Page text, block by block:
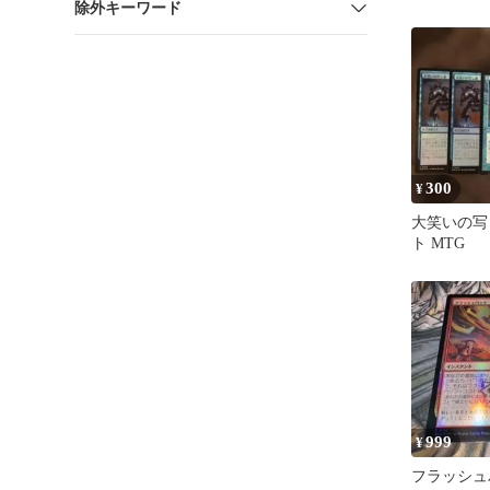
除外キーワード
¥300
大笑いの
ト MTG
¥999
フラッシ